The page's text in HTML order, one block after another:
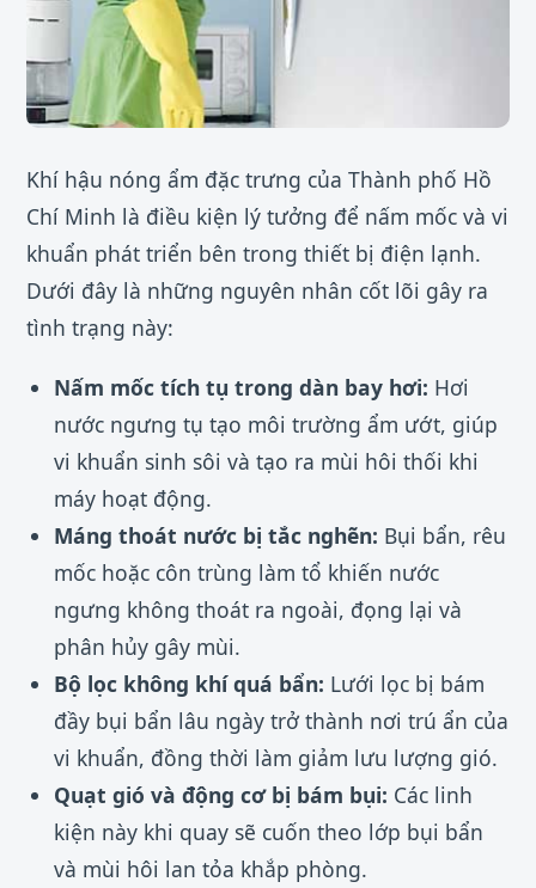
Khí hậu nóng ẩm đặc trưng của Thành phố Hồ
Chí Minh là điều kiện lý tưởng để nấm mốc và vi
khuẩn phát triển bên trong thiết bị điện lạnh.
Dưới đây là những nguyên nhân cốt lõi gây ra
tình trạng này:
Nấm mốc tích tụ trong dàn bay hơi: Hơi
nước ngưng tụ tạo môi trường ẩm ướt, giúp
vi khuẩn sinh sôi và tạo ra mùi hôi thối khi
máy hoạt động.
Máng thoát nước bị tắc nghẽn: Bụi bẩn, rêu
mốc hoặc côn trùng làm tổ khiến nước
ngưng không thoát ra ngoài, đọng lại và
phân hủy gây mùi.
Bộ lọc không khí quá bẩn: Lưới lọc bị bám
đầy bụi bẩn lâu ngày trở thành nơi trú ẩn của
vi khuẩn, đồng thời làm giảm lưu lượng gió.
Quạt gió và động cơ bị bám bụi: Các linh
kiện này khi quay sẽ cuốn theo lớp bụi bẩn
và mùi hôi lan tỏa khắp phòng.